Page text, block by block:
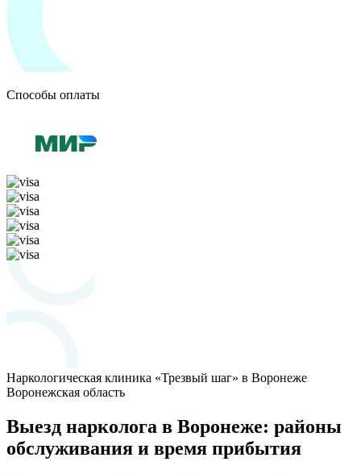
Способы оплаты
Наркологическая клиника «Трезвый шаг» в Воронеже
Воронежская область
Выезд нарколога в Воронеже: районы
обслуживания и время прибытия